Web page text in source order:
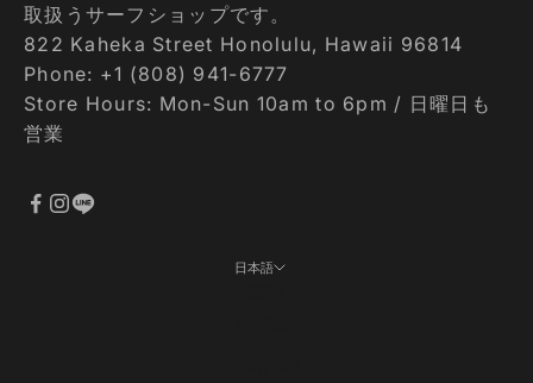
取扱うサーフショップです。
822 Kaheka Street Honolulu, Hawaii 96814
Phone: +1 (808) 941-6777
Store Hours: Mon-Sun 10am to 6pm / 日曜日も
営業
日本語